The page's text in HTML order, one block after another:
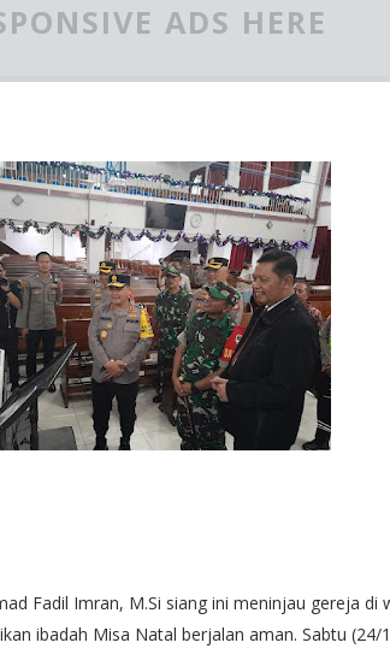
ADS HERE
Fadil Imran, M.Si siang ini meninjau gereja di
ibadah Misa Natal berjalan aman. Sabtu (24/